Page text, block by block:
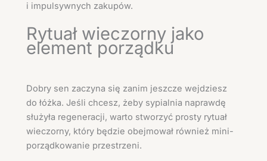
i impulsywnych zakupów.
Rytuał wieczorny jako
element porządku
Dobry sen zaczyna się zanim jeszcze wejdziesz
do łóżka. Jeśli chcesz, żeby sypialnia naprawdę
służyła regeneracji, warto stworzyć prosty rytuał
wieczorny, który będzie obejmował również mini-
porządkowanie przestrzeni.